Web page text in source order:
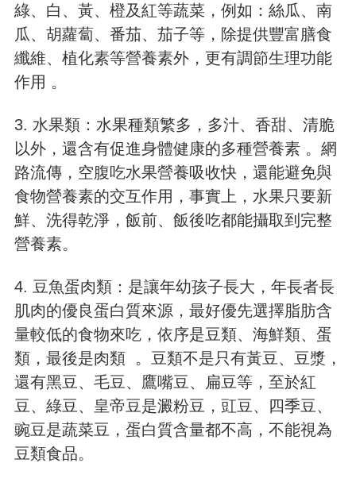
綠、白、黃、橙及紅等蔬菜，例如：絲瓜、南
瓜、胡蘿蔔、番茄、茄子等，除提供豐富膳食
纖維、植化素等營養素外，更有調節生理功能
作用 。
3. 水果類：水果種類繁多，多汁、香甜、清脆
以外，還含有促進身體健康的多種營養素 。網
路流傳，空腹吃水果營養吸收快，還能避免與
食物營養素的交互作用，事實上，水果只要新
鮮、洗得乾淨，飯前、飯後吃都能攝取到完整
營養素。
4. 豆魚蛋肉類：是讓年幼孩子長大，年長者長
肌肉的優良蛋白質來源，最好優先選擇脂肪含
量較低的食物來吃，依序是豆類、海鮮類、蛋
類，最後是肉類 。豆類不是只有黃豆、豆漿，
還有黑豆、毛豆、鷹嘴豆、扁豆等，至於紅
豆、綠豆、皇帝豆是澱粉豆，豇豆、四季豆、
豌豆是蔬菜豆，蛋白質含量都不高，不能視為
豆類食品。